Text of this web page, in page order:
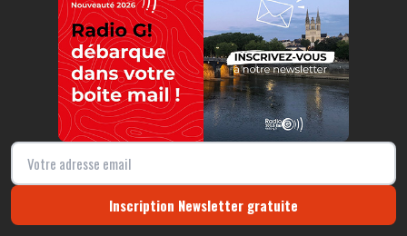
Inscription Newsletter gratuite